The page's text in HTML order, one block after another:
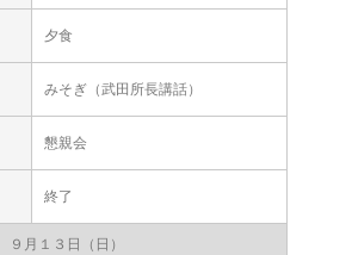
夕食
みそぎ（武田所長講話）
懇親会
終了
９月１３日（日）